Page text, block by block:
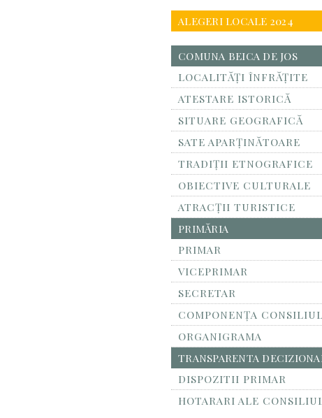
ALEGERI LOCALE 2024
COMUNA BEICA DE JOS
LOCALITĂŢI ÎNFRĂŢITE
ATESTARE ISTORICĂ
SITUARE GEOGRAFICĂ
SATE APARȚINĂTOARE
TRADIȚII ETNOGRAFICE
OBIECTIVE CULTURALE
ATRACȚII TURISTICE
PRIMĂRIA
PRIMAR
VICEPRIMAR
SECRETAR
COMPONENȚA
ORGANIGRAMA
TRANSPARENTA
DISPOZITII PRIMAR
HOTARARI ALE